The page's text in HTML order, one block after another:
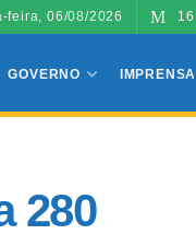
feira, 06/08/2026 16
GOVERNO
280